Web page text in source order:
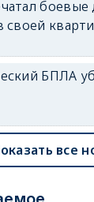
своей
БПЛА
все